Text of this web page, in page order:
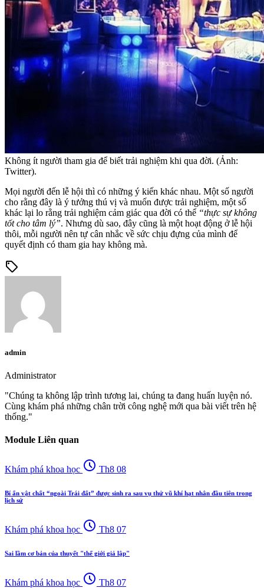
Không ít người tham gia để biết trải nghiệm khi qua đời. (Ảnh:
Twitter).
Mọi người đến lễ hội thì có những ý kiến khác nhau. Một số người
cho rằng đây là ý tưởng thú vị và muốn được trải nghiệm, một số
khác lại lo rằng trải nghiệm cảm giác qua đời có thể “thực sự không
tốt cho tâm lý”. Nhưng dù sao, đây cũng là một hoạt động ở lễ hội
thôi, mỗi người nên tự cân nhắc về sức chịu đựng của mình để
quyết định có tham gia hay không mà.
sell
admin
Administrator
"Chúng ta không lập trình tương lai, chúng ta đang huấn luyện nó.
Cùng khám phá những chân trời công nghệ mới qua bài viết trên hệ
thống."
Module Liên quan
Khám phá khoa học schedule Th8 08
Bí ẩn vật chất “ngoài Trái đất” được sinh ra sau vụ thử vũ khí hạt nhân đầu tiên trong
lịch sử
Khám phá khoa học schedule Th8 07
Sai lầm cơ bản của thuyết "thế giới giả lập"
Khám phá khoa học schedule Th8 07